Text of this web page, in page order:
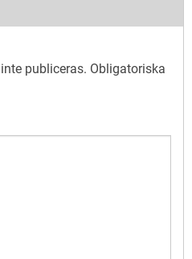
publiceras. Obligatoriska